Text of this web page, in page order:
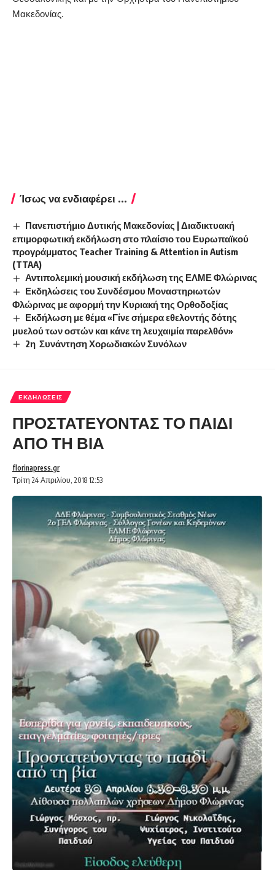
Μακεδονίας.
Ίσως να ενδιαφέρει ...
Πανεπιστήμιο Δυτικής Μακεδονίας | Διαδικτυακή
επιμορφωτική εκδήλωση στο πλαίσιο του Ευρωπαϊκού
προγράμματος Teacher Training & Attention in Autism
(TTAA)
Αντιπολεμική μουσική εκδήλωση της ΕΛΜΕ Φλώρινας
Εκδηλώσεις του Συνδέσμου Μοναστηριωτών
Φλώρινας με αφορμή την Κυριακή της Ορθοδοξίας
Εκδήλωση με θέμα «Γίνε σήμερα εθελοντής δότης
μυελού των οστών και κάνε τη λευχαιμία παρελθόν»
2η Συνάντηση Χορωδιακών Συνόλων
ΕΚΔΗΛΏΣΕΙΣ
ΠΡΟΣΤΑΤΕΥΟΝΤΑΣ ΤΟ ΠΑΙΔΙ
ΑΠΟ ΤΗ ΒΙΑ
Τρίτη 24 Απριλίου, 2018 12:53
florinapress.gr